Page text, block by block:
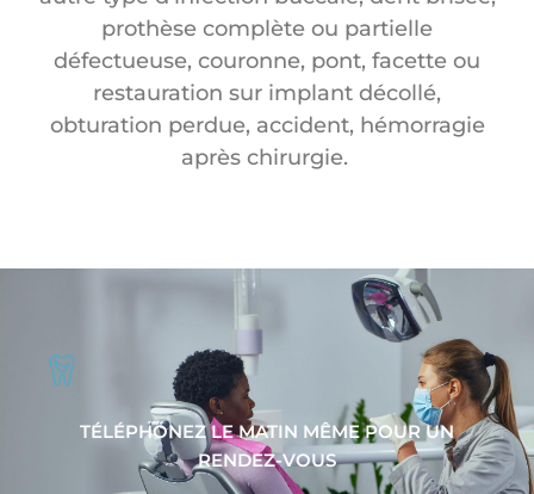
prothèse complète ou partielle
défectueuse, couronne, pont, facette ou
restauration sur implant décollé,
obturation perdue, accident, hémorragie
après chirurgie.
TÉLÉPHONEZ LE MATIN MÊME POUR UN
RENDEZ-VOUS